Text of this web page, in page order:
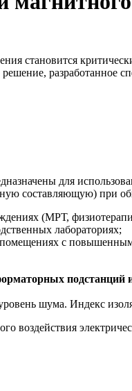
становится
разработанное
для
составляющую) при
(МРТ,
лабораториях;
с
подстанций
шума. Индекс